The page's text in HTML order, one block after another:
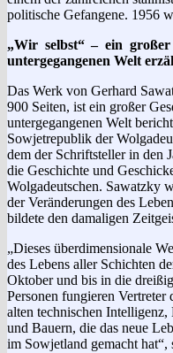
politische Gefangene. 1956
„Wir selbst“ – ein großer
untergegangenen Welt
Das Werk von Gerhard
900 Seiten, ist ein großer
untergegangenen Welt
Sowjetrepublik der
dem der Schriftsteller in den
die Geschichte und
Wolgadeutschen. Sawatzky
der Veränderungen des
bildete den damaligen
„Dieses überdimensionale
des Lebens aller Schichten
Oktober und bis in die
Personen fungieren
alten technischen
und Bauern, die das neue
im Sowjetland gemacht